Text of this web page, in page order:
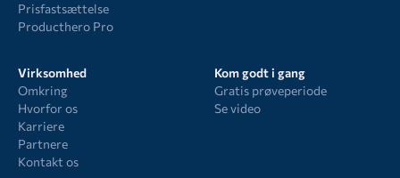
Prisfastsættelse
Producthero Pro
Virksomhed
Omkring
Hvorfor os
Karriere
Partnere
Kontakt os
Kom godt i gang
Gratis prøveperiode
Se video